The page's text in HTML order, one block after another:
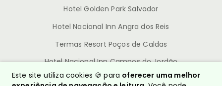
Hotel Golden Park Salvador
Hotel Nacional Inn Angra dos Reis
Termas Resort Poços de Caldas
Hotel Nacional Inn Campos do Jordão
Este site utiliza cookies 🍪 para oferecer uma melhor